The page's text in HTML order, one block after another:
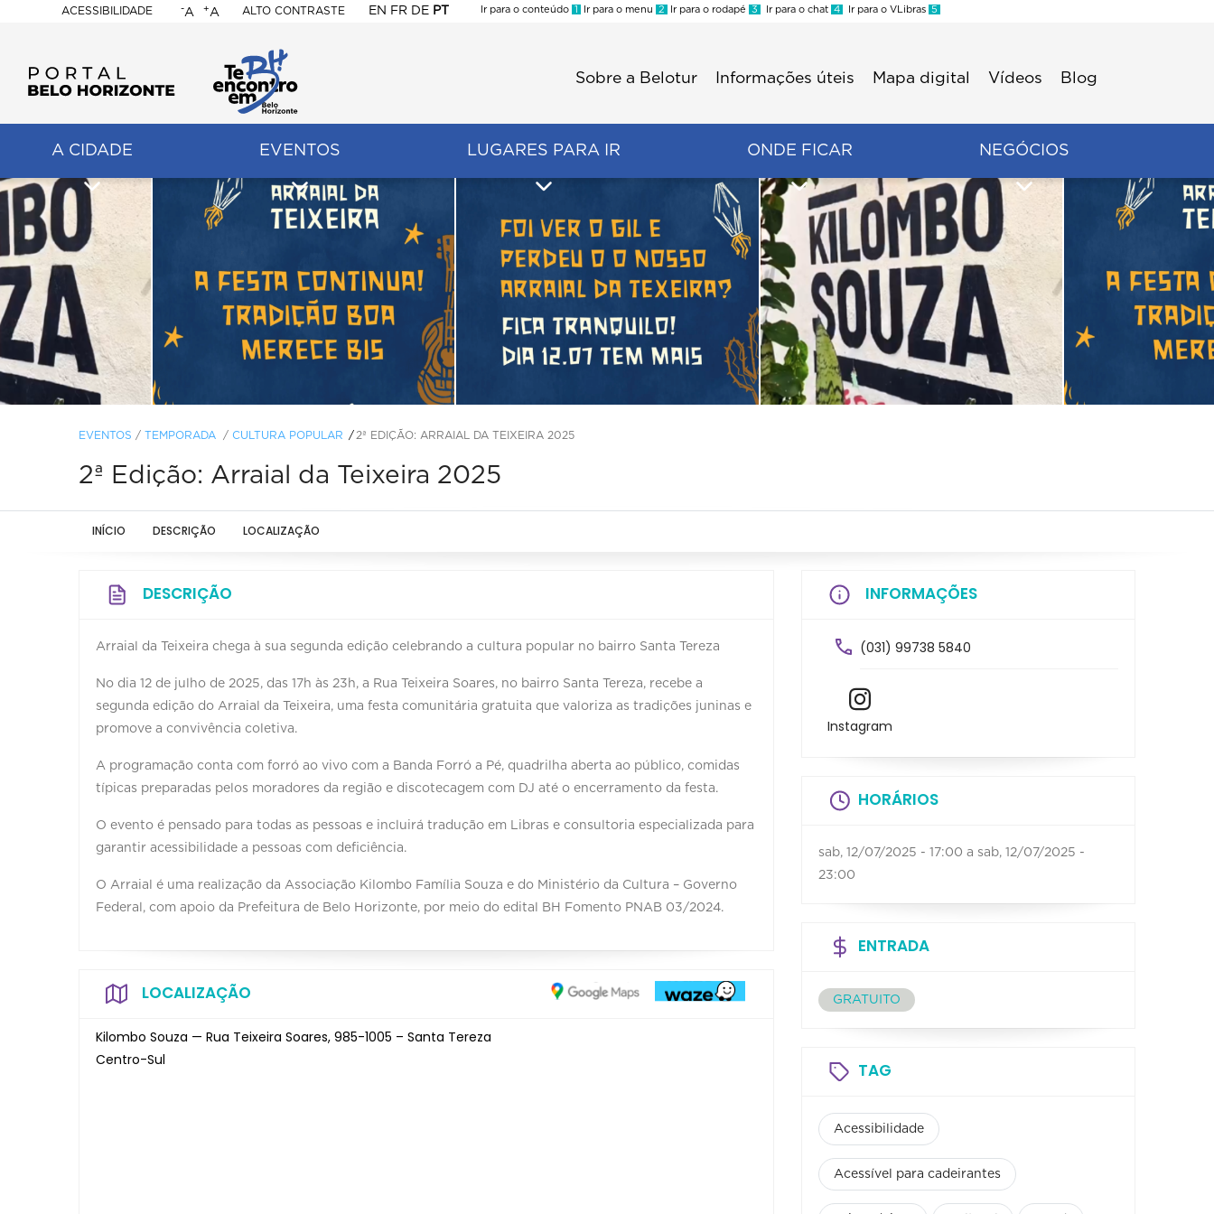
ACESSIBILIDADE
BELO
HORIZONTE
-A +A ALTO CONTRASTE EN FR DE PT
Ir para o conteúdo 1 Ir para o menu 2 Ir para o rodapé 3 Ir para o chat 4 Ir para o VLibras 5
Sobre a Belotur Informações úteis Mapa digital Vídeos Blog
A CIDADE EVENTOS LUGARES PARA IR ONDE FICAR NEGÓCIOS
EVENTOS / TEMPORADA / CULTURA POPULAR 2ª EDIÇÃO: ARRAIAL DA TEIXEIRA 2025
2ª Edição: Arraial da Teixeira 2025
INÍCIO DESCRIÇÃO LOCALIZAÇÃO
DESCRIÇÃO
Arraial da Teixeira chega à sua segunda edição celebrando a cultura popular no bairro Santa Tereza
No dia 12 de julho de 2025, das 17h às 23h, a Rua Teixeira Soares, no bairro Santa Tereza, recebe a
segunda edição do Arraial da Teixeira, uma festa comunitária gratuita que valoriza as tradições juninas e
promove a convivência coletiva.
A programação conta com forró ao vivo com a Banda Forró a Pé, quadrilha aberta ao público, comidas
típicas preparadas pelos moradores da região e discotecagem com DJ até o encerramento da festa.
O evento é pensado para todas as pessoas e incluirá tradução em Libras e consultoria especializada para
garantir acessibilidade a pessoas com deficiência.
O Arraial é uma realização da Associação Kilombo Família Souza e do Ministério da Cultura – Governo
Federal, com apoio da Prefeitura de Belo Horizonte, por meio do edital BH Fomento PNAB 03/2024.
LOCALIZAÇÃO
Kilombo Souza — Rua Teixeira Soares, 985-1005 – Santa Tereza
Centro-Sul
INFORMAÇÕES
(031) 99738 5840
Instagram
HORÁRIOS
sab, 12/07/2025 - 17:00 a sab, 12/07/2025 -
23:00
ENTRADA
GRATUITO
TAG
Acessibilidade
Acessível para cadeirantes